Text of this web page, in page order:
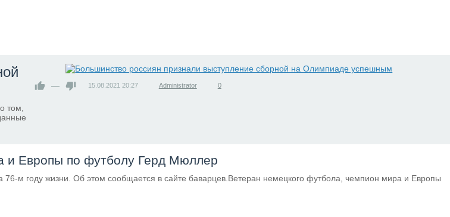
том,
— 15.08.2021 20:27 Administrator 0
и Европы по футболу Герд Мюллер
м году жизни. Об этом сообщается в сайте баварцев.Ветеран немецкого футбола, чемпион мира и Европы